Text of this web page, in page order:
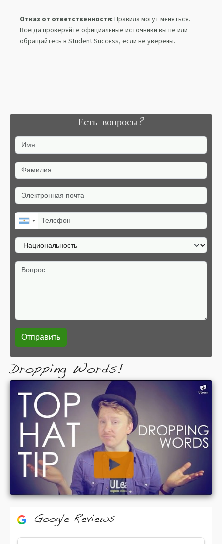
Отказ от ответственности: Правила могут меняться.
Всегда проверяйте официальные источники выше или
обращайтесь в Student Success, если не уверены.
Есть вопросы?
Имя
Фамилия
Электронная почта
Телефон
Национальность
Вопрос
Dropping Words!
Google Reviews